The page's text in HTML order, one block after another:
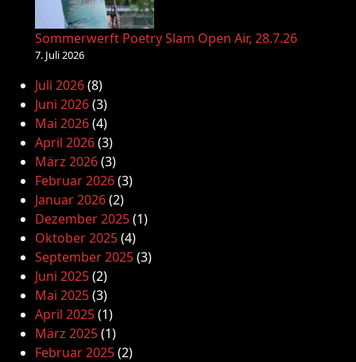
Sommerwerft Poetry Slam Open Air, 28.7.26
7. Juli 2026
Juli 2026(8)
Juni 2026(3)
Mai 2026(4)
April 2026(3)
März 2026(3)
Februar 2026(3)
Januar 2026(2)
Dezember 2025(1)
Oktober 2025(4)
September 2025(3)
Juni 2025(2)
Mai 2025(3)
April 2025(1)
März 2025(1)
Februar 2025(2)